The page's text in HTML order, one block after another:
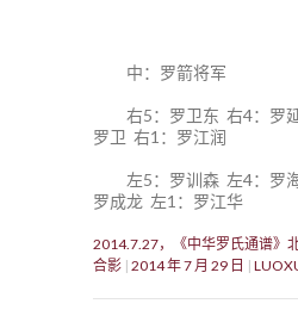
中：罗箭将军
右5：罗卫东 右4：罗
罗卫 右1：罗江润
左5：罗训森 左4：罗
罗成龙 左1：罗江华
2014.7.27，《中华罗氏通谱》
合影 2014 年 7 月 29 日